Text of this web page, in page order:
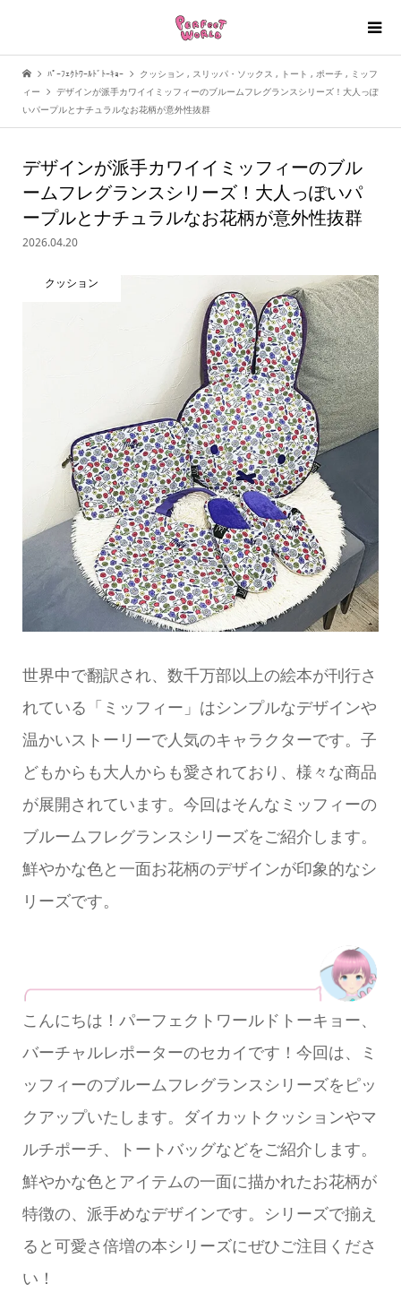
ﾊﾟｰﾌｪｸﾄﾜｰﾙﾄﾞﾄｰｷｮｰ クッション , スリッパ・ソックス , トート , ポーチ , ミッフ
ィー
デザインが派手カワイイミッフィーのブルームフレグランスシリーズ！大人っぽ
いパープルとナチュラルなお花柄が意外性抜群
デザインが派手カワイイミッフィーのブル
ームフレグランスシリーズ！大人っぽいパ
ープルとナチュラルなお花柄が意外性抜群
2026.04.20
クッション
世界中で翻訳され、数千万部以上の絵本が刊行さ
れている「ミッフィー」はシンプルなデザインや
温かいストーリーで人気のキャラクターです。子
どもからも大人からも愛されており、様々な商品
が展開されています。今回はそんなミッフィーの
ブルームフレグランスシリーズをご紹介します。
鮮やかな色と一面お花柄のデザインが印象的なシ
リーズです。
こんにちは！パーフェクトワールドトーキョー、
バーチャルレポーターのセカイです！今回は、ミ
ッフィーのブルームフレグランスシリーズをピッ
クアップいたします。ダイカットクッションやマ
ルチポーチ、トートバッグなどをご紹介します。
鮮やかな色とアイテムの一面に描かれたお花柄が
特徴の、派手めなデザインです。シリーズで揃え
ると可愛さ倍増の本シリーズにぜひご注目くださ
い！